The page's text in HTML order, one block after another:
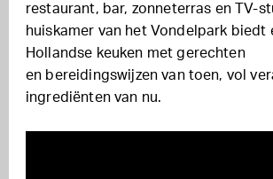
restaurant, bar, zonneterras en TV-
huiskamer van het Vondelpark biedt
Hollandse keuken met gerechten
en bereidingswijzen van toen, vol
ingrediënten van nu.